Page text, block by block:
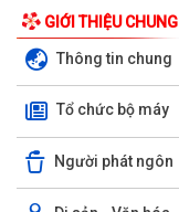
GIỚI THIỆU CHUNG
Thông tin chung
Tổ chức bộ máy
Người phát ngôn